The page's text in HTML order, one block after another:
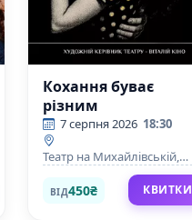
Кохання буває
різним
7 серпня 2026 18:30
Театр на Михайлівській,
ВІД450₴ КВИТКИ